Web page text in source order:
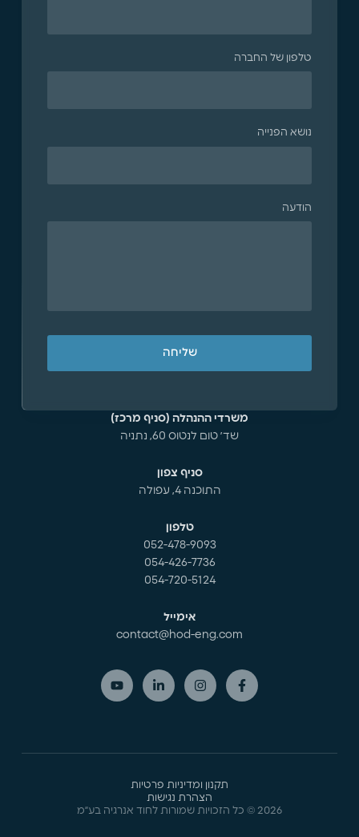
משרדי ההנהלה (סניף מרכז)
שד׳ טום לנטוס 60, נתניה
סניף צפון
התוכנה 4, עפולה
טלפון
052-478-9093
054-426-7736
054-720-5124
אימייל
contact@hod-eng.com
טלפון של החברה
נושא הפנייה
הודעה
שליחה
2026
© כל הזכויות שמורות לחוד אנרגיה בע״מ
תקנון ומדיניות פרטיות
הצהרת נגישות